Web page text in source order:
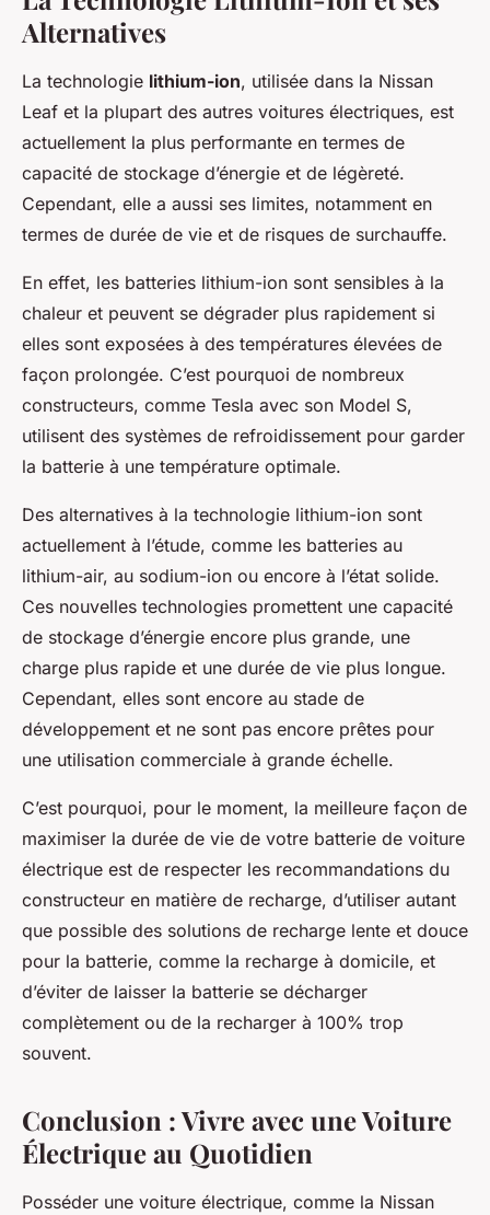
Alternatives
La technologie lithium-ion, utilisée dans la Nissan
Leaf et la plupart des autres voitures électriques, est
actuellement la plus performante en termes de
capacité de stockage d’énergie et de légèreté.
Cependant, elle a aussi ses limites, notamment en
termes de durée de vie et de risques de surchauffe.
En effet, les batteries lithium-ion sont sensibles à la
chaleur et peuvent se dégrader plus rapidement si
elles sont exposées à des températures élevées de
façon prolongée. C’est pourquoi de nombreux
constructeurs, comme Tesla avec son Model S,
utilisent des systèmes de refroidissement pour garder
la batterie à une température optimale.
Des alternatives à la technologie lithium-ion sont
actuellement à l’étude, comme les batteries au
lithium-air, au sodium-ion ou encore à l’état solide.
Ces nouvelles technologies promettent une capacité
de stockage d’énergie encore plus grande, une
charge plus rapide et une durée de vie plus longue.
Cependant, elles sont encore au stade de
développement et ne sont pas encore prêtes pour
une utilisation commerciale à grande échelle.
C’est pourquoi, pour le moment, la meilleure façon de
maximiser la durée de vie de votre batterie de voiture
électrique est de respecter les recommandations du
constructeur en matière de recharge, d’utiliser autant
que possible des solutions de recharge lente et douce
pour la batterie, comme la recharge à domicile, et
d’éviter de laisser la batterie se décharger
complètement ou de la recharger à 100% trop
souvent.
Conclusion : Vivre avec une Voiture
Électrique au Quotidien
Posséder une voiture électrique, comme la Nissan